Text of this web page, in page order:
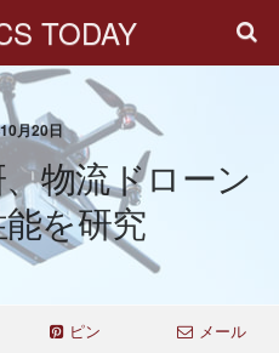
TODAY
月20日
物流ドローン
を研究
ピン メール